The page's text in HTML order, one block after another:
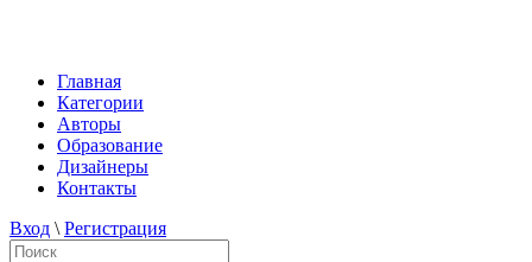
Главная
Категории
Авторы
Образование
Дизайнеры
Контакты
Вход \ Регистрация